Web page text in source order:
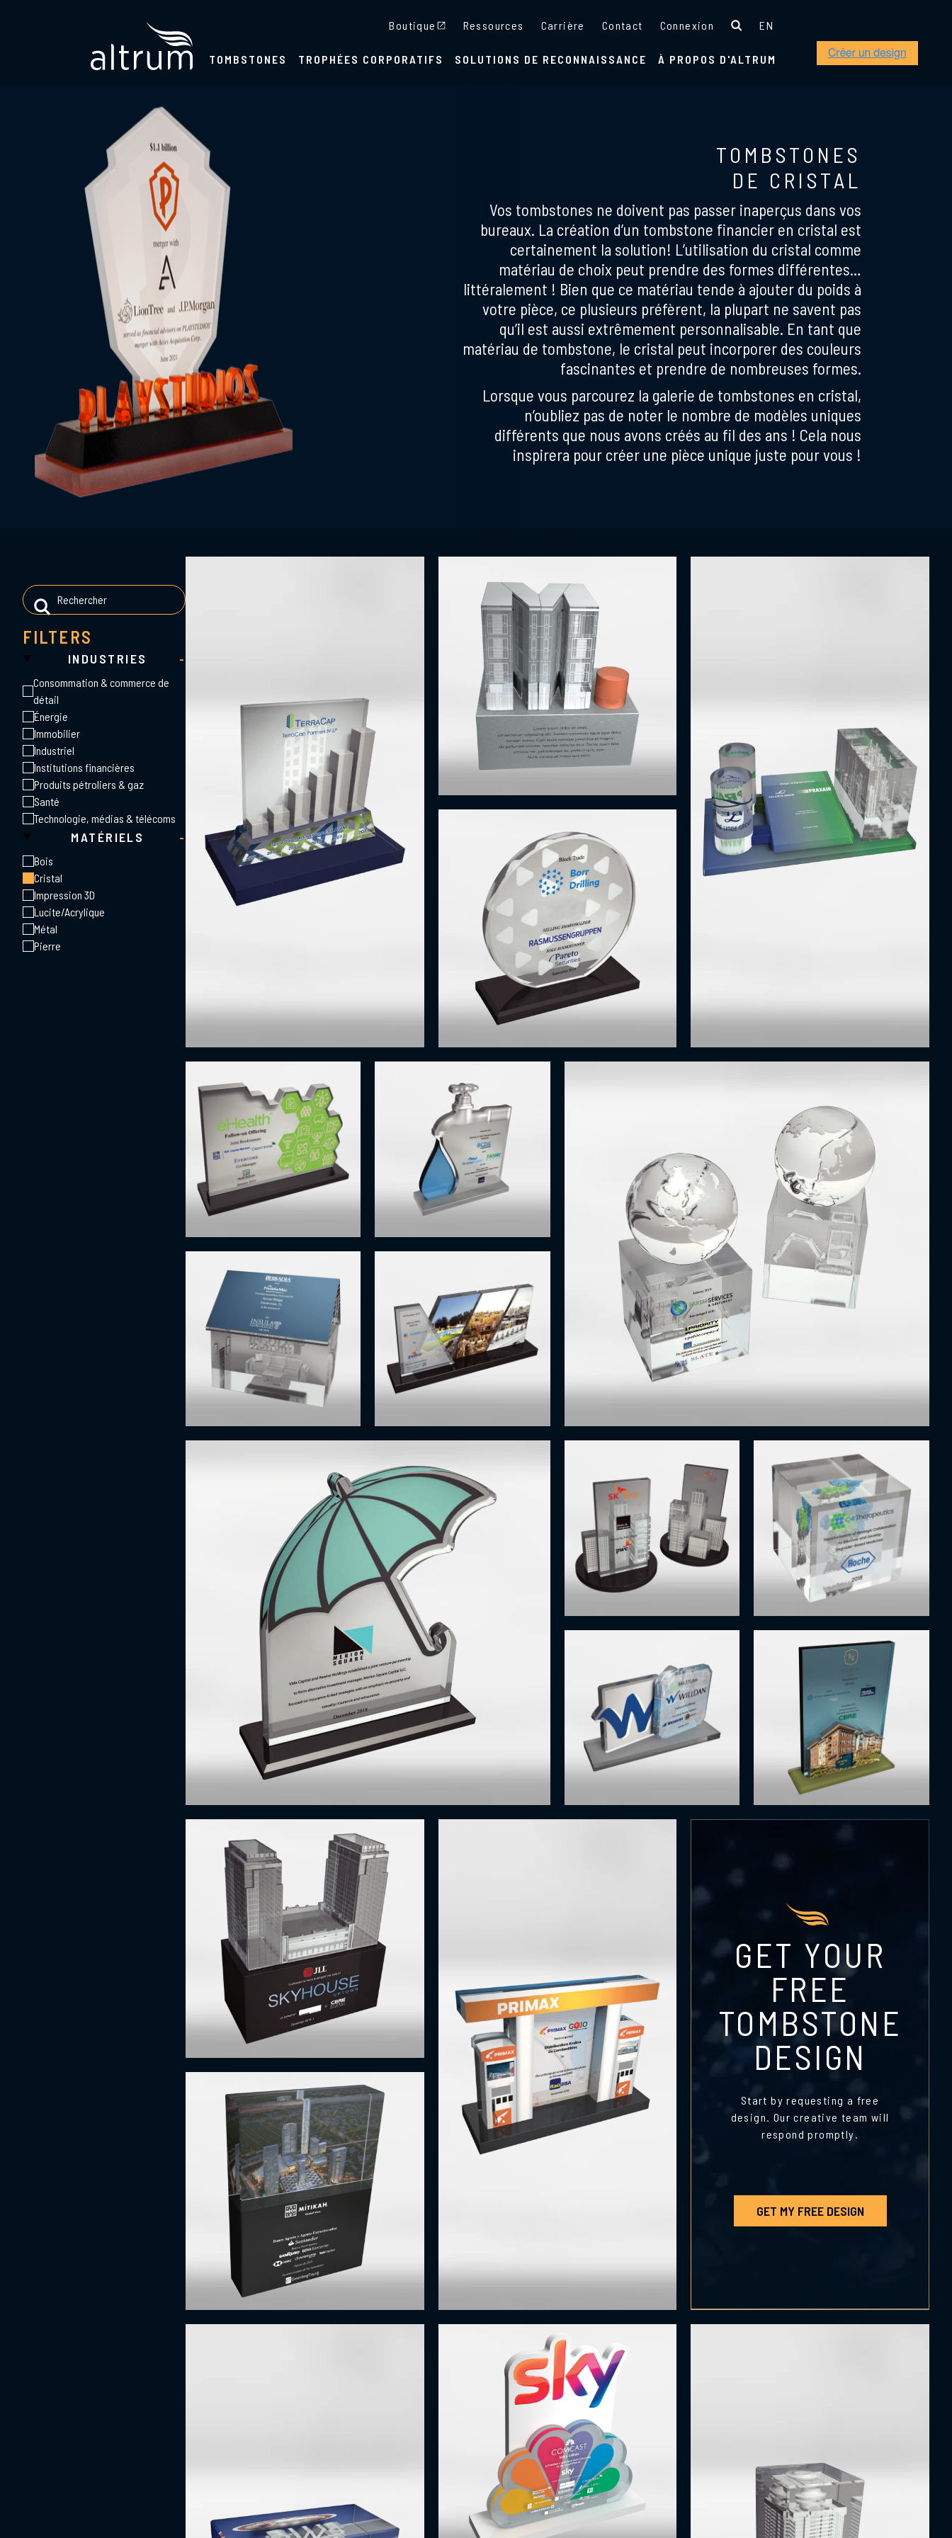
Boutique Ressources Carrière Contact Connexion EN
TOMBSTONES TROPHÉES CORPORATIFS SOLUTIONS DE RECONNAISSANCE À PROPOS D'ALTRUM
TOMBSTONES
DE CRISTAL
Vos tombstones ne doivent pas passer inaperçus dans vos
bureaux. La création d’un tombstone financier en cristal est
certainement la solution! L’utilisation du cristal comme
matériau de choix peut prendre des formes différentes…
littéralement ! Bien que ce matériau tende à ajouter du poids à
votre pièce, ce plusieurs préfèrent, la plupart ne savent pas
qu’il est aussi extrêmement personnalisable. En tant que
matériau de tombstone, le cristal peut incorporer des couleurs
fascinantes et prendre de nombreuses formes.
Lorsque vous parcourez la galerie de tombstones en cristal,
n’oubliez pas de noter le nombre de modèles uniques
différents que nous avons créés au fil des ans ! Cela nous
inspirera pour créer une pièce unique juste pour vous !
FILTERS
INDUSTRIES -
Consommation & commerce de
détail
Énergie
Immobilier
Industriel
Institutions financières
Produits pétroliers & gaz
Santé
Technologie, médias & télécoms
MATÉRIELS -
Bois
Cristal
Impression 3D
Lucite/Acrylique
Métal
Pierre
GET YOUR
FREE
TOMBSTONE
DESIGN
Start by requesting a free
design. Our creative team will
respond promptly.
GET MY FREE DESIGN